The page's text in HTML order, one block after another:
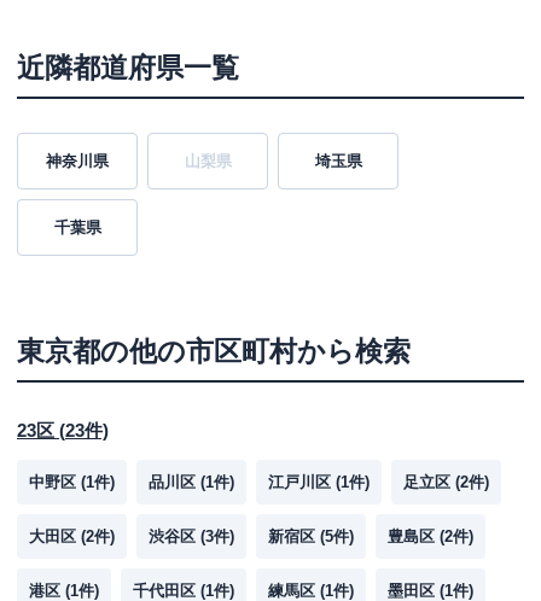
近隣都道府県一覧
神奈川県 山梨県 埼玉県
千葉県
東京都の他の市区町村から検索
23区 (23件)
中野区 (1件) 品川区 (1件) 江戸川区 (1件) 足立区 (2件)
大田区 (2件) 渋谷区 (3件) 新宿区 (5件) 豊島区 (2件)
港区 (1件) 千代田区 (1件) 練馬区 (1件) 墨田区 (1件)